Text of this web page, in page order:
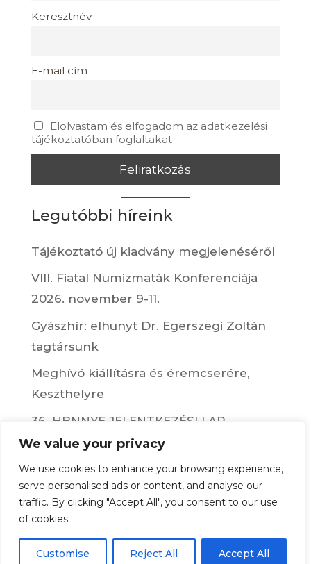
We value your privacy
We use cookies to enhance your browsing experience,
serve personalised ads or content, and analyse our
traffic. By clicking "Accept All", you consent to our use
of cookies.
Customise Reject All Accept All
Keresztnév
E-mail cím
Elolvastam és elfogadom az adatkezelési
tájékoztatóban foglaltakat
Legutóbbi híreink
Tájékoztató új kiadvány megjelenéséről
VIII. Fiatal Numizmaták Konferenciája
2026. november 9-11.
Gyászhír: elhunyt Dr. Egerszegi Zoltán
tagtársunk
Meghívó kiállításra és éremcserére,
Keszthelyre
36. HBNNYE JELENTKEZÉSI LAP,
CSONGRÁD 2026.06.26-28.
Kövesse oldalunkat a
facebookon